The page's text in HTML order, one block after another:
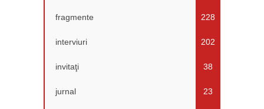
fragmente 228
interviuri 202
invitaţi 38
jurnal 23